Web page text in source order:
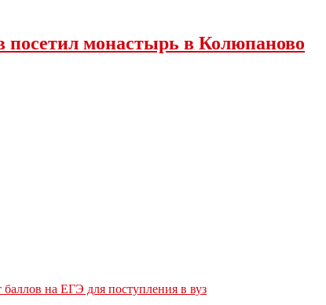
посетил монастырь в Колюпаново
на ЕГЭ для поступления в вуз